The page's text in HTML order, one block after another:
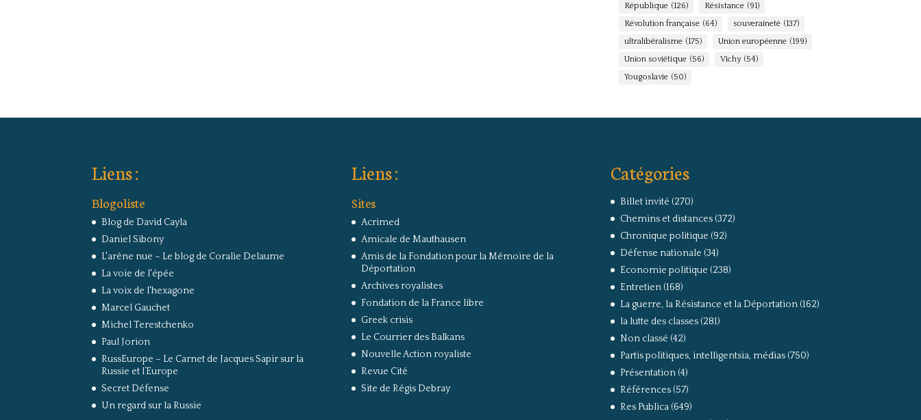
République (126) Résistance (91)
Révolution française (64) souveraineté (137)
ultralibéralisme (175) Union européenne (199)
Union soviétique (56) Vichy (54)
Yougoslavie (50)
Liens :
Blogoliste
Blog de David Cayla
Daniel Sibony
L'arêne nue – Le blog de Coralie Delaume
La voie de l'épée
La voix de l'hexagone
Marcel Gauchet
Michel Terestchenko
Paul Jorion
RussEurope – Le Carnet de Jacques Sapir sur la
Russie et l’Europe
Secret Défense
Un regard sur la Russie
Liens :
Sites
Acrimed
Amicale de Mauthausen
Amis de la Fondation pour la Mémoire de la
Déportation
Archives royalistes
Fondation de la France libre
Greek crisis
Le Courrier des Balkans
Nouvelle Action royaliste
Revue Cité
Site de Régis Debray
Catégories
Billet invité (270)
Chemins et distances(372)
Chronique politique (92)
Défense nationale (34)
Economie politique (238)
Entretien(168)
La guerre, la Résistance et la Déportation(162)
la lutte des classes(281)
Non classé (42)
Partis politiques, intelligentsia, médias(750)
Présentation(4)
Références(57)
Res Publica(649)